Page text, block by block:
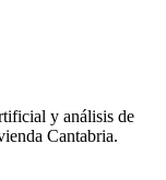
y análisis de
Cantabria.